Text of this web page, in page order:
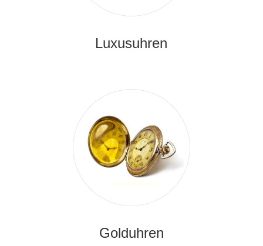
Luxusuhren
Golduhren